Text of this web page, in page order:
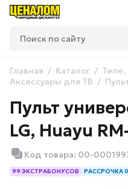
Главная Каталог
Аксессуары для ТВ
Пульт
LG, Huayu
Код товара: 00-
99 ЭКСТРАБОНУСОВ РАССРОЧКА